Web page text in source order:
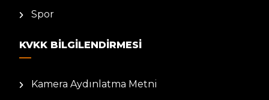
Spor
KVKK BILGILENDIRMESI
Kamera Aydınlatma Metni